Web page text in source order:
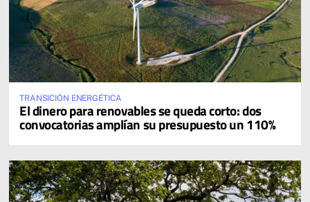
TRANSICIÓN ENERGÉTICA
El dinero para renovables se queda corto: dos
convocatorias amplían su presupuesto un 110%